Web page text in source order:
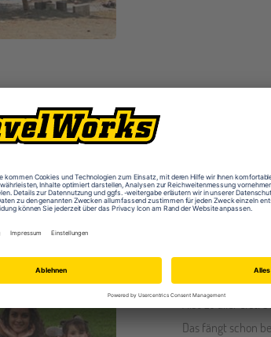
Marie lernt das Leben in Costa
Reiseziel:Costa
Heimatort:
Also zu aller erst:
Das fängt schon